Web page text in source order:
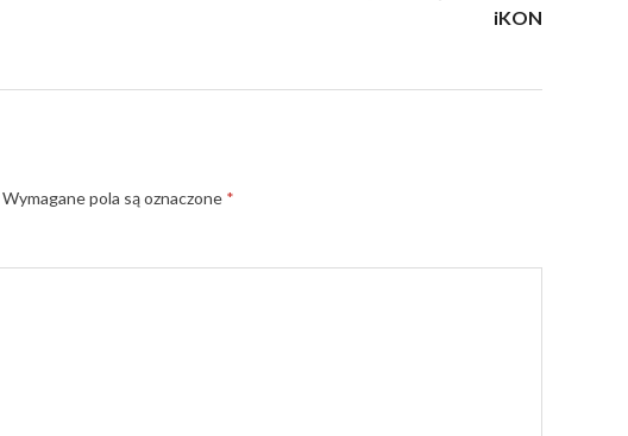
iKON
Wymagane pola są oznaczone *